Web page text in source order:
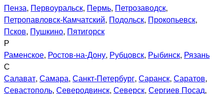
Пенза, Первоуральск, Пермь, Петрозаводск,
Петропавловск-Камчатский, Подольск, Прокопьевск,
Псков, Пушкино, Пятигорск
Р
Раменское, Ростов-на-Дону, Рубцовск, Рыбинск, Рязань
С
Салават, Самара, Санкт-Петербург, Саранск, Саратов,
Севастополь, Северодвинск, Северск, Сергиев Посад,